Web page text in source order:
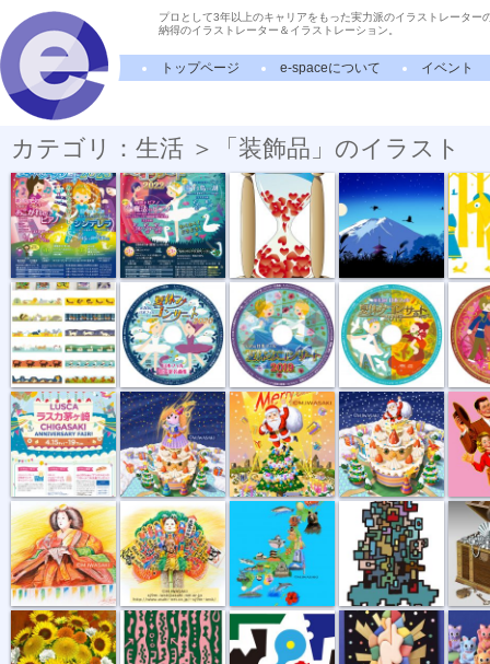
プロとして3年以上のキャリアをもった実力派のイラストレーター
納得のイラストレーター＆イラストレーション。
トップページ e-spaceについて イベント
カテゴリ：生活 ＞「装飾品」のイラスト
日本フィル ... 日本フィル ... ハートが消え... Temple at th...
masking tape... 日本フィル ... 日本フィル ... 日本フィル ... 日本
“ANNIVERSARY... 魔法使いとケ... メリークリス... サンタとクリ... 50s
蜷人形・色鉛... 熊手・商売繁... 日本地図イラ... 額縁の冬
花束 向日葵 行き交うキモチ 紅い魚 愛ある生活 招き